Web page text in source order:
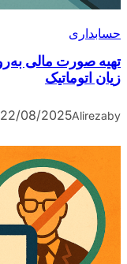
حسابداری
تهیه صورت مالی
زیان اتوماتیک
by
Alireza
22/08/2025